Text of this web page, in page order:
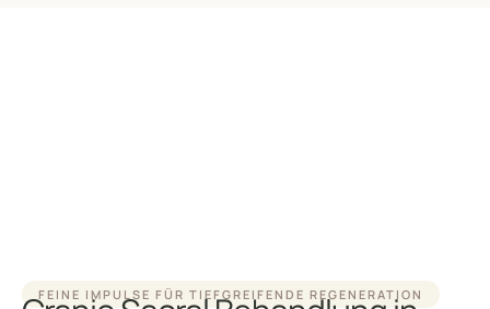
FEINE IMPULSE FÜR TIEFGREIFENDE REGENERATION